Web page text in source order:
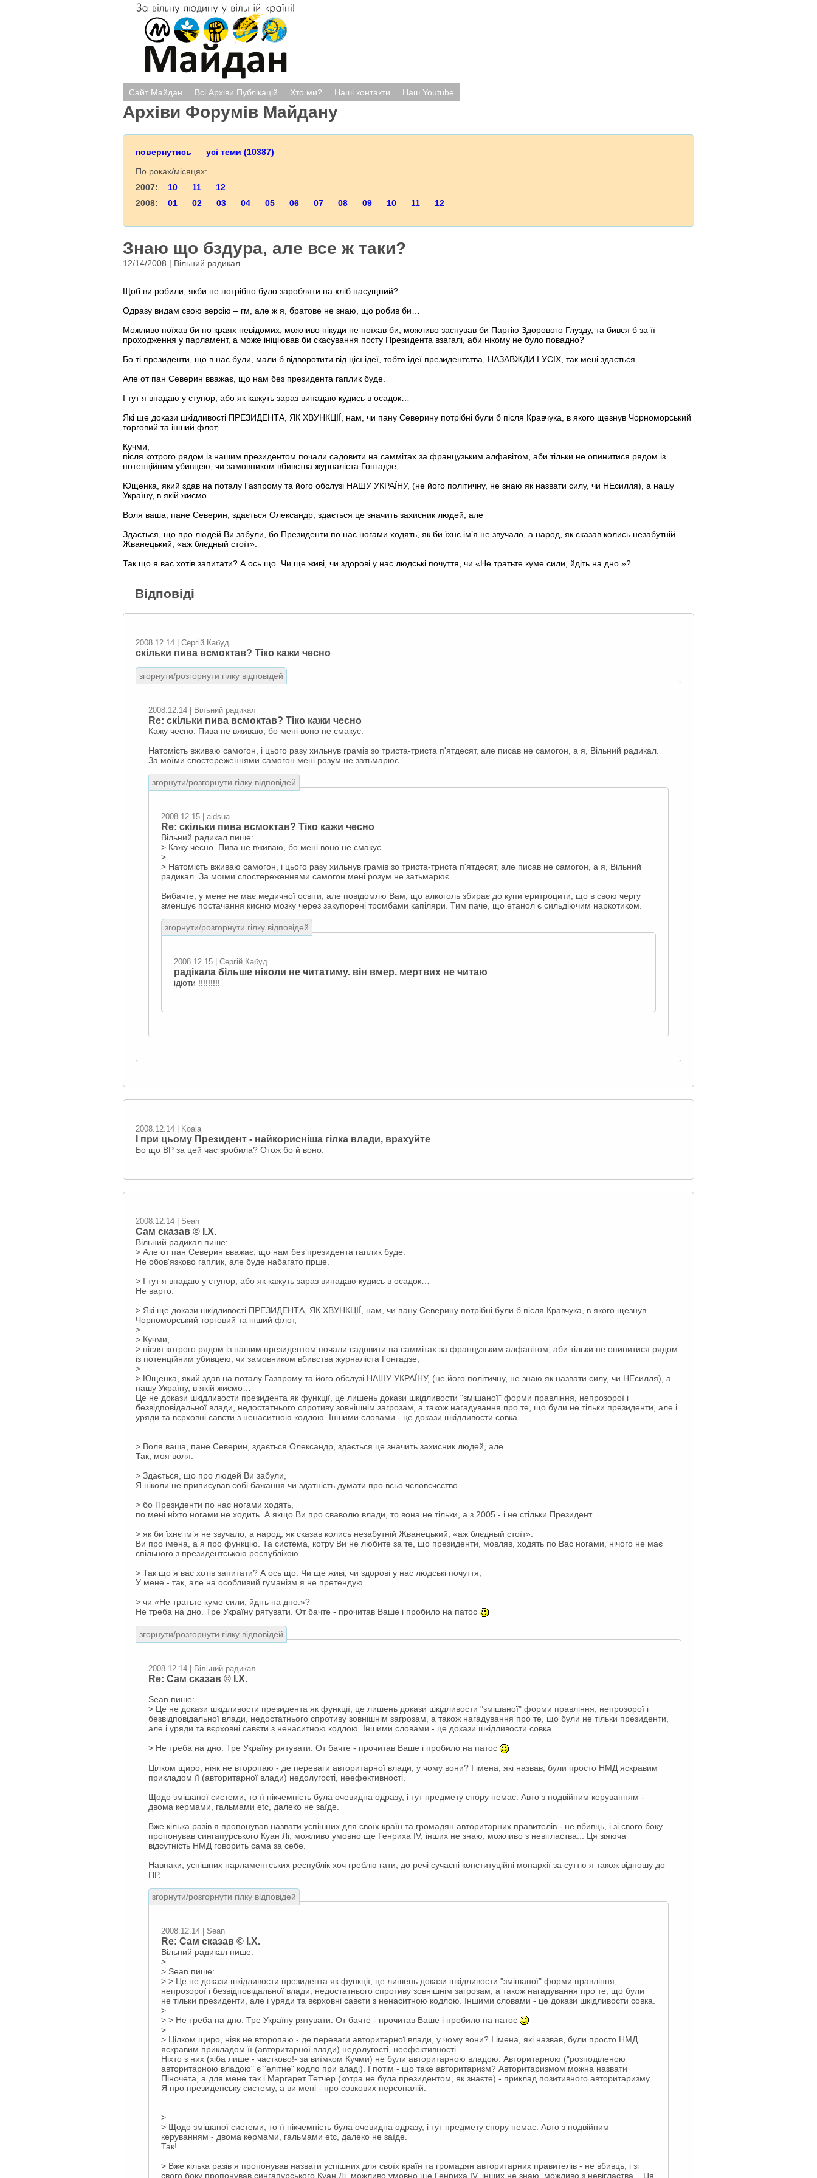
Сайт Майдан Всі Архіви Публікацій Хто ми? Наші контакти Наш Youtube
Архіви Форумів Майдану
повернутись
усі теми (10387)
По роках/місяцях:
2007: 10 11
12
2008: 01 02 03 04 05 06 07 08 09 10 11 12
Знаю що бздура, але все ж таки?
12/14/2008 | Вільний радикал
Щоб ви робили, якби не потрібно було заробляти на хліб насущний?
Одразу видам свою версію – гм, але ж я, братове не знаю, що робив би…
Можливо поїхав би по краях невідомих, можливо нікуди не поїхав би, можливо заснував би Партію Здорового Глузду, та бився б за її
проходження у парламент, а може ініціював би скасування посту Президента взагалі, аби нікому не було повадно?
Бо ті президенти, що в нас були, мали б відворотити від цієї ідеї, тобто ідеї президентства, НАЗАВЖДИ І УСІХ, так мені здається.
Але от пан Северин вважає, що нам без президента гаплик буде.
І тут я впадаю у ступор, або як кажуть зараз випадаю кудись в осадок…
Які ще докази шкідливості ПРЕЗИДЕНТА, ЯК ХВУНКЦІЇ, нам, чи пану Северину потрібні були б після Кравчука, в якого щезнув Чорноморський
торговий та інший флот,
Кучми,
після котрого рядом із нашим президентом почали садовити на саммітах за французьким алфавітом, аби тільки не опинитися рядом із
потенційним убивцею, чи замовником вбивства журналіста Гонгадзе,
Ющенка, який здав на поталу Газпрому та його обслузі НАШУ УКРАЇНУ, (не його політичну, не знаю як назвати силу, чи НЕсилля), а нашу
Україну, в якій жиємо…
Воля ваша, пане Северин, здається Олександр, здається це значить захисник людей, але
Здається, що про людей Ви забули, бо Президенти по нас ногами ходять, як би їхнє ім’я не звучало, а народ, як сказав колись незабутній
Жванецький, «аж блєдный стоїт».
Так що я вас хотів запитати? А ось що. Чи ще живі, чи здорові у нас людські почуття, чи «Не тратьте куме сили, йдіть на дно.»?
Відповіді
2008.12.14 | Сергій Кабуд
скільки пива всмоктав? Тіко кажи чесно
згорнути/розгорнути гілку відповідей
2008.12.14 | Вільний радикал
Re: скільки пива всмоктав? Тіко кажи чесно
Кажу чесно. Пива не вживаю, бо мені воно не смакує.
Натомість вживаю самогон, і цього разу хильнув грамів зо триста-триста п'ятдесят, але писав не самогон, а я, Вільний радикал.
За моїми спостереженнями самогон мені розум не затьмарює.
згорнути/розгорнути гілку відповідей
2008.12.15 | aidsua
Re: скільки пива всмоктав? Тіко кажи чесно
Вільний радикал пише:
> Кажу чесно. Пива не вживаю, бо мені воно не смакує.
>
> Натомість вживаю самогон, і цього разу хильнув грамів зо триста-триста п'ятдесят, але писав не самогон, а я, Вільний
радикал. За моїми спостереженнями самогон мені розум не затьмарює.
Вибачте, у мене не має медичної освіти, але повідомлю Вам, що алкоголь збирає до купи еритроцити, що в свою чергу
зменшує постачання кисню мозку через закупорені тромбами капіляри. Тим паче, що етанол є сильдіючим наркотиком.
згорнути/розгорнути гілку відповідей
2008.12.15 | Сергій Кабуд
радікала більше ніколи не читатиму. він вмер. мертвих не читаю
ідіоти !!!!!!!!!
2008.12.14 | Koala
І при цьому Президент - найкорисніша гілка влади, врахуйте
Бо що ВР за цей час зробила? Отож бо й воно.
2008.12.14 | Sean
Сам сказав © І.Х.
Вільний радикал пише:
> Але от пан Северин вважає, що нам без президента гаплик буде.
Не обов'язково гаплик, але буде набагато гірше.
> І тут я впадаю у ступор, або як кажуть зараз випадаю кудись в осадок…
Не варто.
> Які ще докази шкідливості ПРЕЗИДЕНТА, ЯК ХВУНКЦІЇ, нам, чи пану Северину потрібні були б після Кравчука, в якого щезнув
Чорноморський торговий та інший флот,
>
> Кучми,
> після котрого рядом із нашим президентом почали садовити на саммітах за французьким алфавітом, аби тільки не опинитися рядом
із потенційним убивцею, чи замовником вбивства журналіста Гонгадзе,
>
> Ющенка, який здав на поталу Газпрому та його обслузі НАШУ УКРАЇНУ, (не його політичну, не знаю як назвати силу, чи НЕсилля), а
нашу Україну, в якій жиємо…
Це не докази шкідливости президента як функції, це лишень докази шкідливости "змішаної" форми правління, непрозорої і
безвідповідальної влади, недостатнього спротиву зовнішнім загрозам, а також нагадування про те, що були не тільки президенти, але і
уряди та вєрховні савєти з ненаситною кодлою. Іншими словами - це докази шкідливости совка.
> Воля ваша, пане Северин, здається Олександр, здається це значить захисник людей, але
Так, моя воля.
> Здається, що про людей Ви забули,
Я ніколи не приписував собі бажання чи здатність думати про всьо чєловєчєство.
> бо Президенти по нас ногами ходять,
по мені ніхто ногами не ходить. А якщо Ви про сваволю влади, то вона не тільки, а з 2005 - і не стільки Президент.
> як би їхнє ім’я не звучало, а народ, як сказав колись незабутній Жванецький, «аж блєдный стоїт».
Ви про імена, а я про функцію. Та система, котру Ви не любите за те, що президенти, мовляв, ходять по Вас ногами, нічого не має
спільного з президентською республікою
> Так що я вас хотів запитати? А ось що. Чи ще живі, чи здорові у нас людські почуття,
У мене - так, але на особливий гуманізм я не претендую.
> чи «Не тратьте куме сили, йдіть на дно.»?
Не треба на дно. Тре Україну рятувати. От бачте - прочитав Ваше і пробило на патос
згорнути/розгорнути гілку відповідей
2008.12.14 | Вільний радикал
Re: Сам сказав © І.Х.
Sean пише:
> Це не докази шкідливости президента як функції, це лишень докази шкідливости "змішаної" форми правління, непрозорої і
безвідповідальної влади, недостатнього спротиву зовнішнім загрозам, а також нагадування про те, що були не тільки президенти,
але і уряди та вєрховні савєти з ненаситною кодлою. Іншими словами - це докази шкідливости совка.
> Не треба на дно. Тре Україну рятувати. От бачте - прочитав Ваше і пробило на патос
Цілком щиро, ніяк не второпаю - де переваги авторитарної влади, у чому вони? І імена, які назвав, були просто НМД яскравим
прикладом її (авторитарної влади) недолугості, неефективності.
Щодо змішаної системи, то її нікчемність була очевидна одразу, і тут предмету спору немає. Авто з подвійним керуванням -
двома кермами, гальмами etc, далеко не заїде.
Вже кілька разів я пропонував назвати успішних для своїх країн та громадян авторитарних правителів - не вбивць, і зі свого боку
пропонував сингапурського Куан Лі, можливо умовно ще Генриха IV, інших не знаю, можливо з невігластва... Ця зіяюча
відсутність НМД говорить сама за себе.
Навпаки, успішних парламентських республік хоч греблю гати, до речі сучасні конституційні монархії за суттю я також відношу до
ПР.
згорнути/розгорнути гілку відповідей
2008.12.14 | Sean
Re: Сам сказав © І.Х.
Вільний радикал пише:
>
> Sean пише:
> > Це не докази шкідливости президента як функції, це лишень докази шкідливости "змішаної" форми правління,
непрозорої і безвідповідальної влади, недостатнього спротиву зовнішнім загрозам, а також нагадування про те, що були
не тільки президенти, але і уряди та вєрховні савєти з ненаситною кодлою. Іншими словами - це докази шкідливости совка.
>
> > Не треба на дно. Тре Україну рятувати. От бачте - прочитав Ваше і пробило на патос
>
> Цілком щиро, ніяк не второпаю - де переваги авторитарної влади, у чому вони? І імена, які назвав, були просто НМД
яскравим прикладом її (авторитарної влади) недолугості, неефективності.
Ніхто з них (хіба лише - частково!- за виїмком Кучми) не були авторитарною владою. Авторитарною ("розподіленою
авторитарною владою" є "елітне" кодло при владі). І потім - що таке авторитаризм? Авторитаризмом можна назвати
Піночета, а для мене так і Маргарет Тетчер (котра не була президентом, як знаєте) - приклад позитивного авторитаризму.
Я про президенську систему, а ви мені - про совкових персоналій.
>
> Щодо змішаної системи, то її нікчемність була очевидна одразу, і тут предмету спору немає. Авто з подвійним
керуванням - двома кермами, гальмами etc, далеко не заїде.
Так!
> Вже кілька разів я пропонував назвати успішних для своїх країн та громадян авторитарних правителів - не вбивць, і зі
свого боку пропонував сингапурського Куан Лі, можливо умовно ще Генриха IV, інших не знаю, можливо з невігластва... Ця